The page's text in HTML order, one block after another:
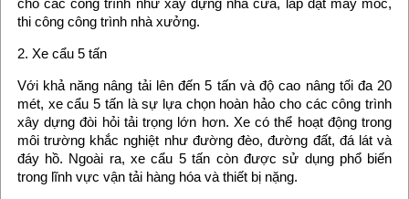
thi công công trình nhà xưởng.
2. Xe cẩu 5 tấn
Với khả năng nâng tải lên đến 5 tấn và độ cao nâng tối đa 20
mét, xe cẩu 5 tấn là sự lựa chọn hoàn hảo cho các công trình
xây dựng đòi hỏi tải trọng lớn hơn. Xe có thể hoạt động trong
môi trường khắc nghiệt như đường đèo, đường đất, đá lát và
đáy hồ. Ngoài ra, xe cẩu 5 tấn còn được sử dụng phổ biến
trong lĩnh vực vận tải hàng hóa và thiết bị nặng.